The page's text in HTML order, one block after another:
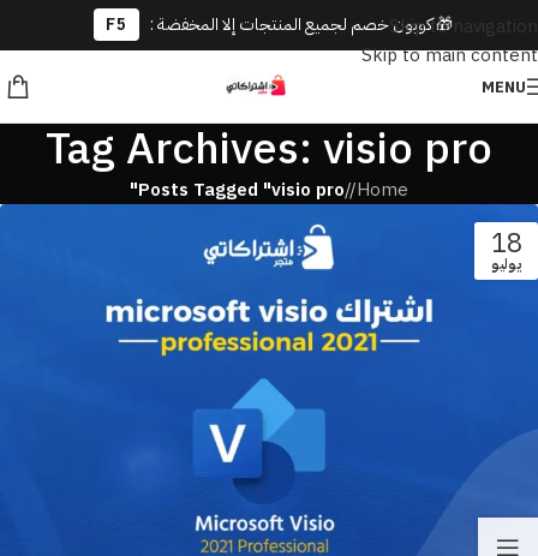
🎁 كوبون خصم لجميع المنتجات إلا المخفضة : F5
Skip to navigation
Skip to main content
MENU
Tag Archives: visio pro
Home
/
Posts Tagged "visio pro"
18
يوليو